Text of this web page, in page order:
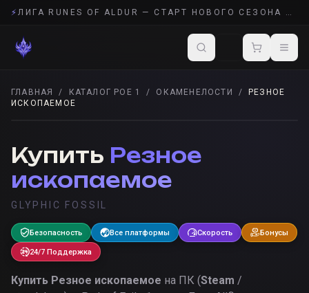
⚡ ЛИГА RUNES OF ALDUR — СТАРТ НОВОГО СЕЗОНА POE 2
ГЛАВНАЯ / КАТАЛОГ POE 1 / ОКАМЕНЕЛОСТИ /
РЕЗНОЕ
ИСКОПАЕМОЕ
Купить Резное
ископаемое
GLYPHIC FOSSIL
Безопасность Все платформы Скорость Бонусы
24/7 Поддержка
Купить Резное ископаемое на ПК (Steam /